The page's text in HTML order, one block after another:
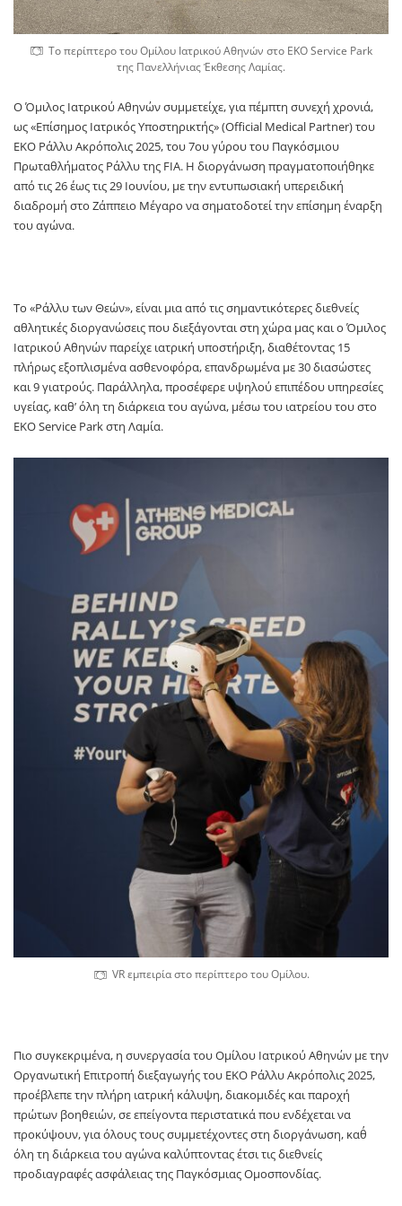
Το περίπτερο του Ομίλου Ιατρικού Αθηνών στο EKO Service Park
της Πανελλήνιας Έκθεσης Λαμίας.
Ο Όμιλος Ιατρικού Αθηνών συμμετείχε, για πέμπτη συνεχή χρονιά,
ως «Επίσημος Ιατρικός Υποστηρικτής» (Official Medical Partner) του
ΕΚΟ Ράλλυ Ακρόπολις 2025, του 7ου γύρου του Παγκόσμιου
Πρωταθλήματος Ράλλυ της FIA. Η διοργάνωση πραγματοποιήθηκε
από τις 26 έως τις 29 Ιουνίου, με την εντυπωσιακή υπερειδική
διαδρομή στο Ζάππειο Μέγαρο να σηματοδοτεί την επίσημη έναρξη
του αγώνα.
Το «Ράλλυ των Θεών», είναι μια από τις σημαντικότερες διεθνείς
αθλητικές διοργανώσεις που διεξάγονται στη χώρα μας και ο Όμιλος
Ιατρικού Αθηνών παρείχε ιατρική υποστήριξη, διαθέτοντας 15
πλήρως εξοπλισμένα ασθενοφόρα, επανδρωμένα με 30 διασώστες
και 9 γιατρούς. Παράλληλα, προσέφερε υψηλού επιπέδου υπηρεσίες
υγείας, καθ’ όλη τη διάρκεια του αγώνα, μέσω του ιατρείου του στο
ΕΚΟ Service Park στη Λαμία.
VR εμπειρία στο περίπτερο του Ομίλου.
Πιο συγκεκριμένα, η συνεργασία του Ομίλου Ιατρικού Αθηνών με την
Οργανωτική Επιτροπή διεξαγωγής του ΕΚΟ Ράλλυ Ακρόπολις 2025,
προέβλεπε την πλήρη ιατρική κάλυψη, διακομιδές και παροχή
πρώτων βοηθειών, σε επείγοντα περιστατικά που ενδέχεται να
προκύψουν, για όλους τους συμμετέχοντες στη διοργάνωση, καθ΄
όλη τη διάρκεια του αγώνα καλύπτοντας έτσι τις διεθνείς
προδιαγραφές ασφάλειας της Παγκόσμιας Ομοσπονδίας.